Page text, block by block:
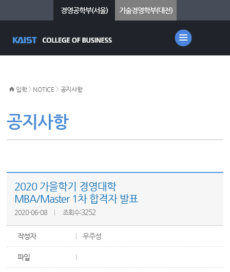
경영공학부(서울) 기술경영학부(대전)
공지사항
입학> NOTICE > 공지사항
2020 가을학기 경영대학
MBA/Master 1차 합격자 발표
2020-06-08 조회수:3252
작성자 우주성
파일